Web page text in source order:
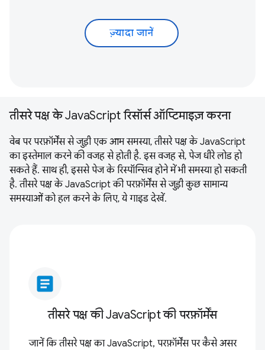
ज़्यादा जानें
तीसरे पक्ष के JavaScript रिसॉर्स ऑप्टिमाइज़ करना
वेब पर परफ़ॉर्मेंस से जुड़ी एक आम समस्या, तीसरे पक्ष के JavaScript
का इस्तेमाल करने की वजह से होती है. इस वजह से, पेज धीरे लोड हो
सकते हैं. साथ ही, इससे पेज के रिस्पॉन्सिव होने में भी समस्या हो सकती
है. तीसरे पक्ष के JavaScript की परफ़ॉर्मेंस से जुड़ी कुछ सामान्य
समस्याओं को हल करने के लिए, ये गाइड देखें.
article
तीसरे पक्ष की JavaScript की परफ़ॉर्मेंस
जानें कि तीसरे पक्ष का JavaScript, परफ़ॉर्मेंस पर कैसे असर